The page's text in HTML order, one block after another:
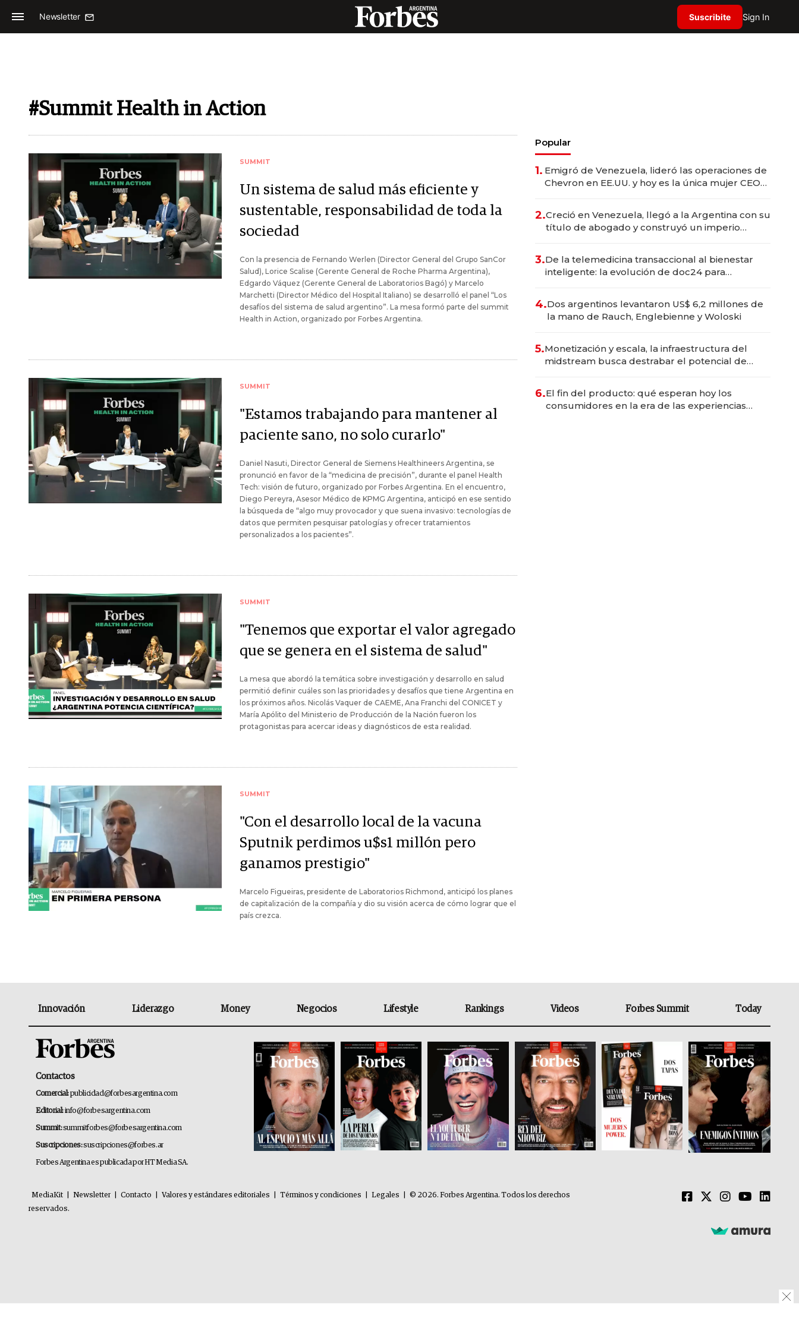
Newsletter Suscribite Sign In
#Summit Health in Action
SUMMIT
Un sistema de salud más eficiente y
sustentable, responsabilidad de toda la
sociedad
Con la presencia de Fernando Werlen (Director General del Grupo SanCor
Salud), Lorice Scalise (Gerente General de Roche Pharma Argentina),
Edgardo Váquez (Gerente General de Laboratorios Bagó) y Marcelo
Marchetti (Director Médico del Hospital Italiano) se desarrolló el panel “Los
desafíos del sistema de salud argentino”. La mesa formó parte del summit
Health in Action, organizado por Forbes Argentina.
SUMMIT
"Estamos trabajando para mantener al
paciente sano, no solo curarlo"
Daniel Nasuti, Director General de Siemens Healthineers Argentina, se
pronunció en favor de la “medicina de precisión”, durante el panel Health
Tech: visión de futuro, organizado por Forbes Argentina. En el encuentro,
Diego Pereyra, Asesor Médico de KPMG Argentina, anticipó en ese sentido
la búsqueda de “algo muy provocador y que suena invasivo: tecnologías de
datos que permiten pesquisar patologías y ofrecer tratamientos
personalizados a los pacientes”.
SUMMIT
"Tenemos que exportar el valor agregado
que se genera en el sistema de salud"
La mesa que abordó la temática sobre investigación y desarrollo en salud
permitió definir cuáles son las prioridades y desafíos que tiene Argentina en
los próximos años. Nicolás Vaquer de CAEME, Ana Franchi del CONICET y
María Apólito del Ministerio de Producción de la Nación fueron los
protagonistas para acercar ideas y diagnósticos de esta realidad.
SUMMIT
"Con el desarrollo local de la vacuna
Sputnik perdimos u$s1 millón pero
ganamos prestigio"
Marcelo Figueiras, presidente de Laboratorios Richmond, anticipó los planes
de capitalización de la compañía y dio su visión acerca de cómo lograr que el
país crezca.
Popular
1. Emigró de Venezuela, lideró las operaciones de
Chevron en EE.UU. y hoy es la única mujer CEO
2.Creció en Venezuela, llegó a la Argentina con su
título de abogado y construyó un imperio
3.De la telemedicina transaccional al bienestar
inteligente: la evolución de doc24 para
4.Dos argentinos levantaron US$ 6,2 millones de
la mano de Rauch, Englebienne y Woloski
5.Monetización y escala, la infraestructura del
midstream busca destrabar el potencial de
6.El fin del producto: qué esperan hoy los
consumidores en la era de las experiencias
Innovación Liderazgo Money Negocios Lifestyle Rankings Videos Forbes Summit Today
Contactos
Comercial:publicidad@forbesargentina.com
Editorial:info@forbesargentina.com
Summit:summitforbes@forbesargentina.com
Suscripciones:suscripciones@forbes.ar
Forbes Argentina es publicada por HT Media SA.
MediaKit Newsletter Contacto Valores y estándares editoriales Términos y condiciones Legales
© 2026. Forbes Argentina. Todos los derechos
reservados.